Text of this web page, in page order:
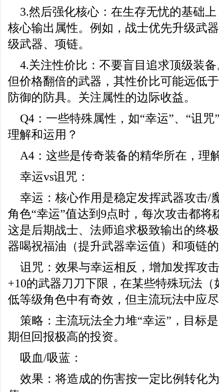
3.然后强化核心：在生存无忧的基础
核心输出属性。例如，战士优先升级武
级武器、项链。
4.关注性价比：不要盲目追求顶级装
但价格翻倍的武器，其性价比可能远低
防御的防具。关注属性的边际收益。
Q4：一些特殊属性，如“幸运”、“诅
理解和运用？
A4：这些是传奇装备的精华所在，理
幸运vs诅咒：
幸运：核心作用是稳定发挥武器攻击/
角色“幸运”值达到9点时，每次攻击都将
这是后期战士、法师追求极致输出的终
器喝祝福油（提升武器幸运值）和项链
诅咒：效果与幸运相反，增加发挥攻
+10的武器刀刀下限，在某些特殊玩法
低等级角色中有奇效，但主流玩法中应
策略：主流玩法全力堆“幸运”，目标
期但回报极高的投资。
吸血/吸蓝：
效果：将造成的伤害按一定比例转化